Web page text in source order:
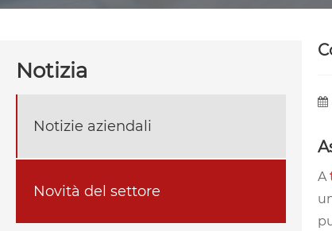
Notizia
Notizie aziendali
Novità del settore
A